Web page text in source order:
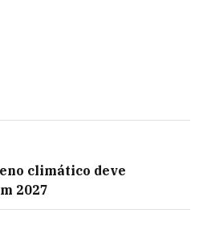
climático deve
2027